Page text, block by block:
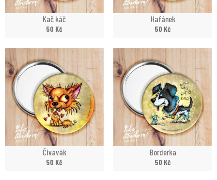
Kač káč
50 Kč
Hafánek
50 Kč
Čivavák
50 Kč
Borderka
50 Kč